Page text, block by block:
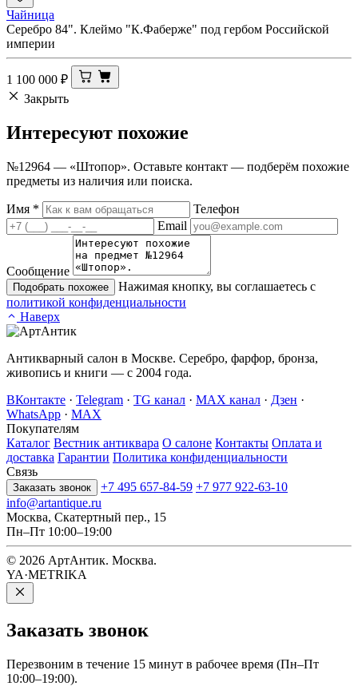
Чайница
Серебро 84". Клеймо "К.Фаберже" под гербом Российской
империи
1 100 000 ₽
Закрыть
Интересуют похожие
№12964 — «Штопор». Оставьте контакт — подберём похожие
предметы из наличия или поиска.
Имя *
Телефон
Email
Сообщение
Подобрать похожее
Нажимая кнопку, вы соглашаетесь с
политикой конфиденциальности
Наверх
Антикварный салон в Москве. Серебро, фарфор, бронза,
живопись и книги — с 2004 года.
ВКонтакте · Telegram · TG канал · MAX канал · Дзен ·
WhatsApp · MAX
Покупателям
Каталог Вестник антиквара О салоне Контакты Оплата и
доставка Гарантии Политика конфиденциальности
Связь
Заказать звонок +7 495 657-84-59 +7 977 922-63-10
info@artantique.ru
Москва, Скатертный пер., 15
Пн–Пт 10:00–19:00
© 2026 АртАнтик. Москва.
YA·METRIKA
Заказать звонок
Перезвоним в течение 15 минут в рабочее время (Пн–Пт
10:00–19:00).